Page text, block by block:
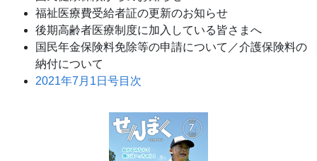
福祉医療費受給者証の更新のお知らせ
後期高齢者医療制度に加入している皆さまへ
国民年金保険料免除等の申請について／介護保険料の
納付について
2021年7月1日号目次